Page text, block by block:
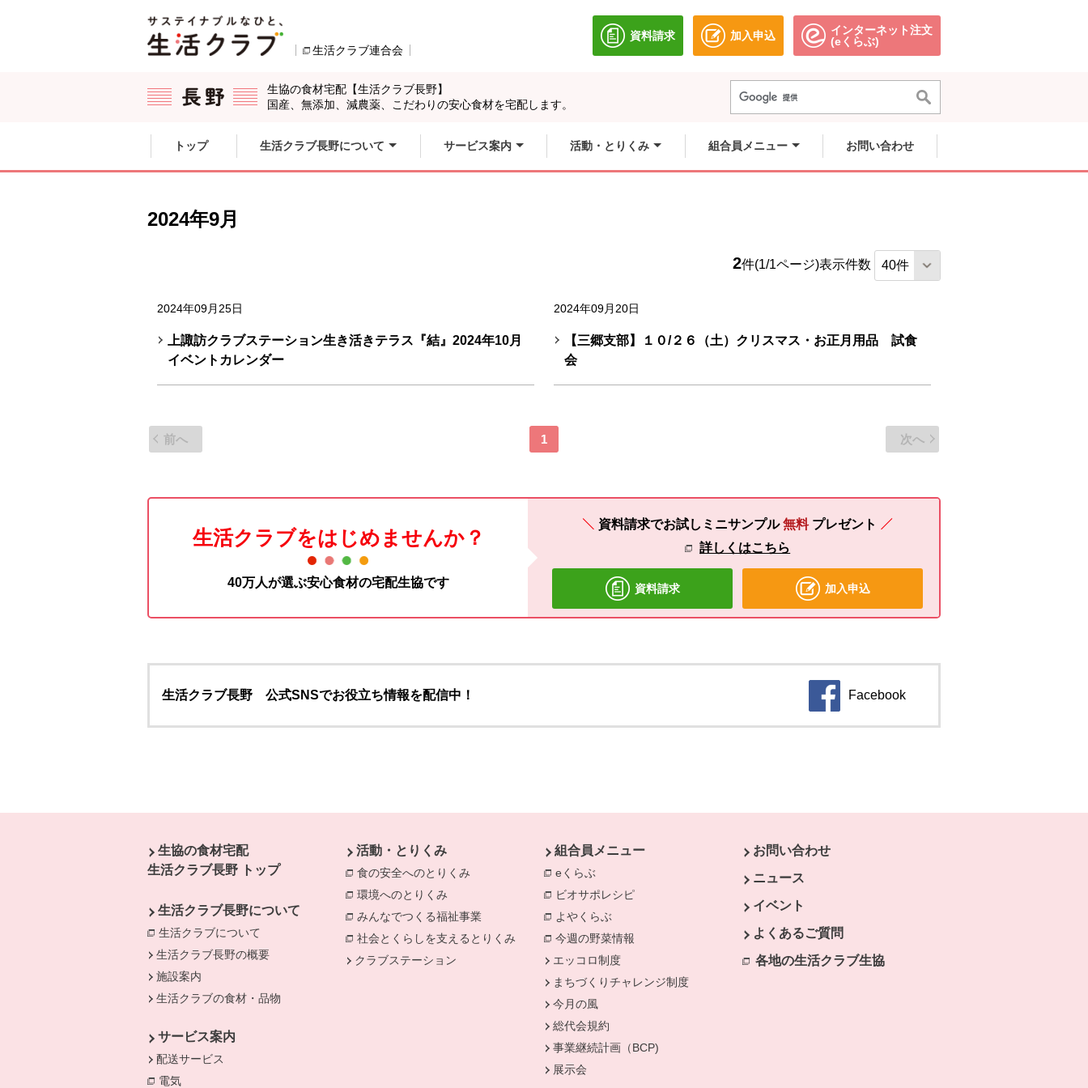
生活クラブ連合会
資料請求
別のウィンドウで開きます。
加入申込
別のウィンドウで開きます。
インターネット注文
(eくらぶ)別のウィンドウで開きます。
生協の食材宅配【生活クラブ長野】
国産、無添加、減農薬、こだわりの安心食材を宅配します。
ここからサイト内共通メニューです。
サイト内共通メニューをスキップする
トップ 生活クラブ長野について サービス案内 活動・とりくみ 組合員メニュー お問い合わせ
2024年9月
2件(1/1ページ)表示件数
2024年09月25日
上諏訪クラブステーション生き活きテラス『結』2024年10月
イベントカレンダー
2024年09月20日
【三郷支部】１０/２６（土）クリスマス・お正月用品 試食
会
前へ 1 次へ
生活クラブをはじめませんか？
40万人が選ぶ安心食材の宅配生協です
資料請求でお試しミニサンプル 無料 プレゼント
詳しくはこちら
資料請求 加入申込
生活クラブ長野 公式SNSでお役立ち情報を配信中！ Facebook
生協の食材宅配
生活クラブ長野 トップ
生活クラブ長野について
生活クラブについて
別のウィンドウで開きます。
生活クラブ長野の概要
施設案内
生活クラブの食材・品物
サービス案内
配送サービス
電気
活動・とりくみ
食の安全へのとりくみ 別のウィンドウで開きます。
環境へのとりくみ 別のウィンドウで開きます。
みんなでつくる福祉事業 別のウィンドウで開きます。
社会とくらしを支えるとりくみ 別のウィンドウで開きます。
クラブステーション
組合員メニュー
eくらぶ
ビオサポレシピ
よやくらぶ 別のウィンドウで開きます。
今週の野菜情報 別のウィンドウで開きます。
エッコロ制度
まちづくりチャレンジ制度
今月の風
総代会規約
事業継続計画（BCP)
展示会
お問い合わせ
ニュース
イベント
よくあるご質問
各地の生活クラブ生協